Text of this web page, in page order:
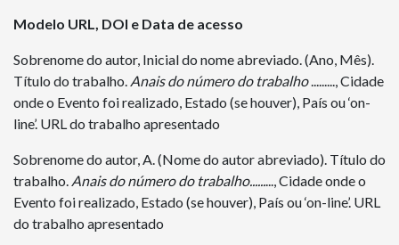
Modelo URL, DOI e Data de acesso
Sobrenome do autor, Inicial do nome abreviado. (Ano, Mês).
Título do trabalho. Anais do número do trabalho........., Cidade
onde o Evento foi realizado, Estado (se houver), País ou ‘on-
line’. URL do trabalho apresentado
Sobrenome do autor, A. (Nome do autor abreviado). Título do
trabalho. Anais do número do trabalho........., Cidade onde o
Evento foi realizado, Estado (se houver), País ou ‘on-line’. URL
do trabalho apresentado